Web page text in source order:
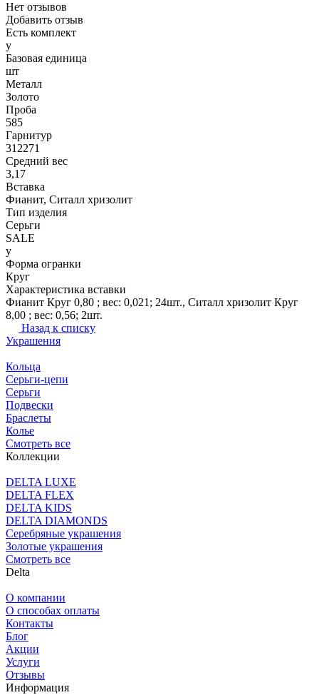
Нет отзывов
Добавить отзыв
Есть комплект
y
Базовая единица
шт
Металл
Золото
Проба
585
Гарнитур
312271
Средний вес
3,17
Вставка
Фианит, Ситалл хризолит
Тип изделия
Серьги
SALE
y
Форма огранки
Круг
Характеристика вставки
Фианит Круг 0,80 ; вес: 0,021; 24шт., Ситалл хризолит Круг
8,00 ; вес: 0,56; 2шт.
Назад к списку
Украшения
Кольца
Серьги-цепи
Серьги
Подвески
Браслеты
Колье
Смотреть все
Коллекции
DELTA LUXE
DELTA FLEX
DELTA KIDS
DELTA DIAMONDS
Серебряные украшения
Золотые украшения
Смотреть все
Delta
О компании
О способах оплаты
Контакты
Блог
Акции
Услуги
Отзывы
Информация